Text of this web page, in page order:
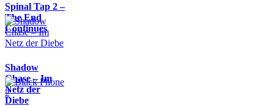
Spinal Tap 2 –
The End
Continues
Shadow
Chase – Im
Netz der
Diebe